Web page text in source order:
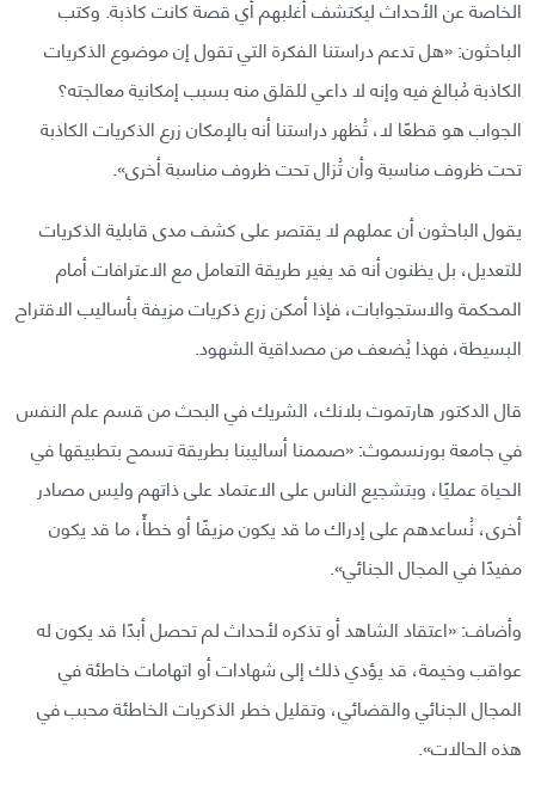
الخاصة عن الأحداث ليكتشف أغلبهم أي قصة كانت كاذبة. وكتب
الباحثون: «هل تدعم دراستنا الفكرة التي تقول إن موضوع الذكريات
الكاذبة مُبالغ فيه وإنه لا داعي للقلق منه بسبب إمكانية معالجته؟
الجواب هو قطعًا لا، تُظهر دراستنا أنه بالإمكان زرع الذكريات الكاذبة
تحت ظروف مناسبة وأن تُزال تحت ظروف مناسبة أخرى».
يقول الباحثون أن عملهم لا يقتصر على كشف مدى قابلية الذكريات
للتعديل، بل يظنون أنه قد يغير طريقة التعامل مع الاعترافات أمام
المحكمة والاستجوابات، فإذا أمكن زرع ذكريات مزيفة بأساليب الاقتراح
البسيطة، فهذا يُضعف من مصداقية الشهود.
قال الدكتور هارتموت بلانك، الشريك في البحث من قسم علم النفس
في جامعة بورنسموث: «صممنا أساليبنا بطريقة تسمح بتطبيقها في
الحياة عمليًا، وبتشجيع الناس على الاعتماد على ذاتهم وليس مصادر
أخرى، نُساعدهم على إدراك ما قد يكون مزيفًا أو خطأً، ما قد يكون
مفيدًا في المجال الجنائي».
وأضاف: «اعتقاد الشاهد أو تذكره لأحداث لم تحصل أبدًا قد يكون له
عواقب وخيمة، قد يؤدي ذلك إلى شهادات أو اتهامات خاطئة في
المجال الجنائي والقضائي، وتقليل خطر الذكريات الخاطئة محبب في
هذه الحالات».